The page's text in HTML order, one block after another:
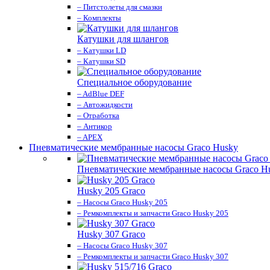
– Питстолеты для смазки
– Комплекты
Катушки для шлангов
– Катушки LD
– Катушки SD
Специальное оборудование
– AdBlue DEF
– Автожидкости
– Отработка
– Антикор
– APEX
Пневматические мембранные насосы Graco Husky
Пневматические мембранные насосы Graco
Husky 205 Graco
– Насосы Graco Husky 205
– Ремкомплекты и запчасти Graco Husky 205
Husky 307 Graco
– Насосы Graco Husky 307
– Ремкомплекты и запчасти Graco Husky 307